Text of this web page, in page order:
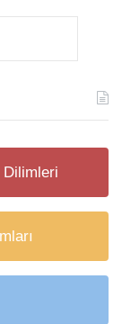
Dilimleri